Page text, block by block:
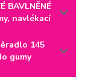
BAVLNĚNÉ
navlékací
145
gumy